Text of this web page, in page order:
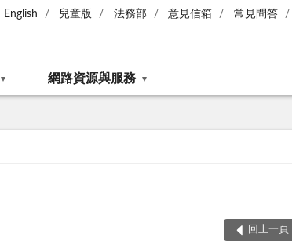
English 兒童版 法務部 意見信箱 常見問答
網路資源與服務
回上一頁